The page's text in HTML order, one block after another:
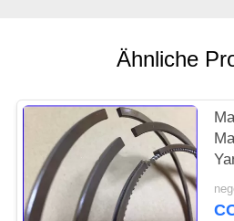
Ähnliche